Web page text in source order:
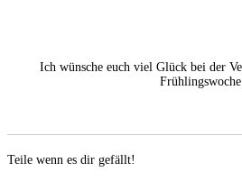
Ich wünsche euch viel Glück bei der
Teile wenn es dir gefällt!